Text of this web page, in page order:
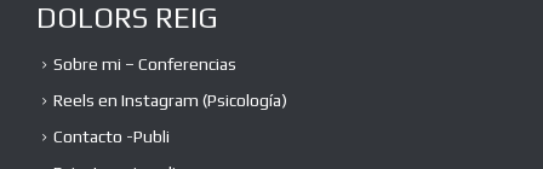
DOLORS REIG
Sobre mi – Conferencias
Reels en Instagram (Psicología)
Contacto -Publi